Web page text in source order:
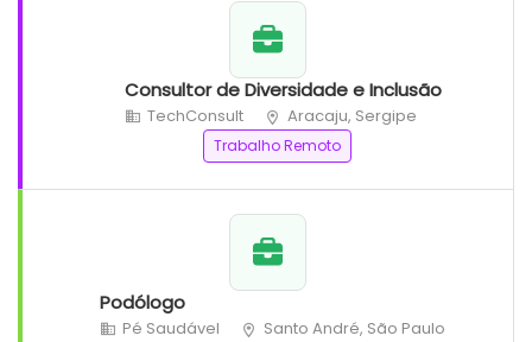
Consultor de Diversidade e Inclusão
TechConsult Aracaju, Sergipe
Trabalho Remoto
Podólogo
Pé Saudável Santo André, São Paulo